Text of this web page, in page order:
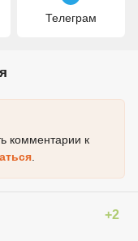
Телеграм
комментарии к
.
+2